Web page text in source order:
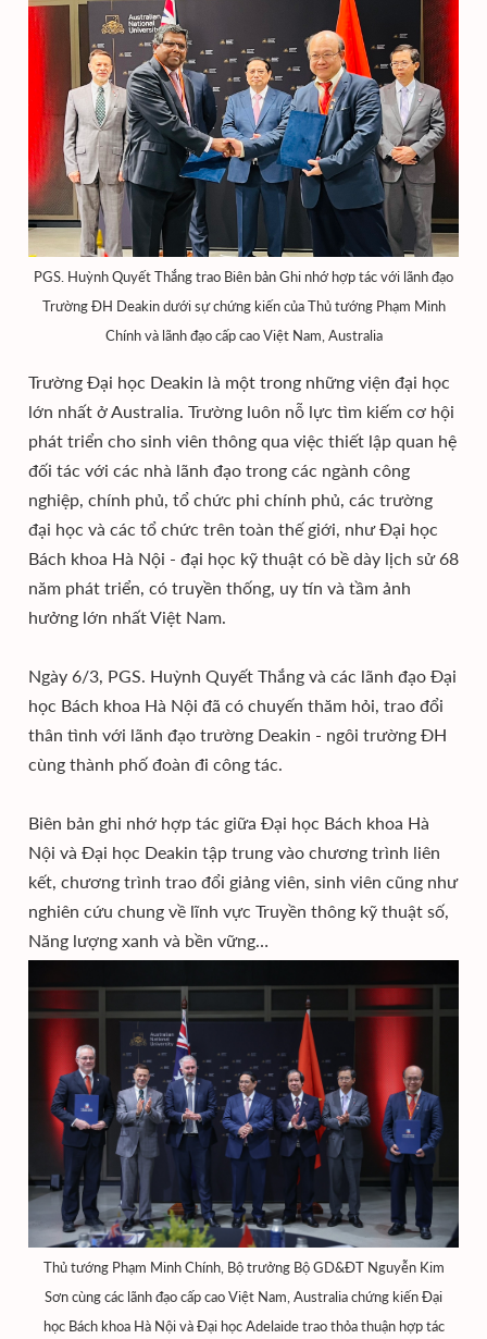
PGS. Huỳnh Quyết Thắng trao Biên bản Ghi nhớ hợp tác với lãnh đạo
Trường ĐH Deakin dưới sự chứng kiến của Thủ tướng Phạm Minh
Chính và lãnh đạo cấp cao Việt Nam, Australia
Trường Đại học Deakin là một trong những viện đại học
lớn nhất ở Australia. Trường luôn nỗ lực tìm kiếm cơ hội
phát triển cho sinh viên thông qua việc thiết lập quan hệ
đối tác với các nhà lãnh đạo trong các ngành công
nghiệp, chính phủ, tổ chức phi chính phủ, các trường
đại học và các tổ chức trên toàn thế giới, như Đại học
Bách khoa Hà Nội - đại học kỹ thuật có bề dày lịch sử 68
năm phát triển, có truyền thống, uy tín và tầm ảnh
hưởng lớn nhất Việt Nam.
Ngày 6/3, PGS. Huỳnh Quyết Thắng và các lãnh đạo Đại
học Bách khoa Hà Nội đã có chuyến thăm hỏi, trao đổi
thân tình với lãnh đạo trường Deakin - ngôi trường ĐH
cùng thành phố đoàn đi công tác.
Biên bản ghi nhớ hợp tác giữa Đại học Bách khoa Hà
Nội và Đại học Deakin tập trung vào chương trình liên
kết, chương trình trao đổi giảng viên, sinh viên cũng như
nghiên cứu chung về lĩnh vực Truyền thông kỹ thuật số,
Năng lượng xanh và bền vững…
Thủ tướng Phạm Minh Chính, Bộ trưởng Bộ GD&ĐT Nguyễn Kim
Sơn cùng các lãnh đạo cấp cao Việt Nam, Australia chứng kiến Đại
học Bách khoa Hà Nội và Đại học Adelaide trao thỏa thuận hợp tác